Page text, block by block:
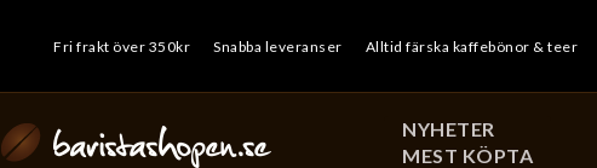
Fri frakt över 350kr Snabba leveranser Alltid färska kaffebönor & teer
NYHETER
MEST KÖPTA